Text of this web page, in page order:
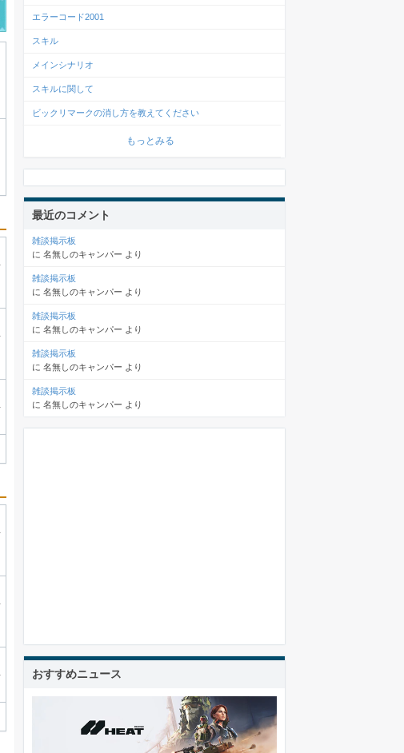
エラーコード2001
スキル
メインシナリオ
スキルに関して
ビックリマークの消し方を教えてください
もっとみる
最近のコメント
雑談掲示板
に 名無しのキャンパー より
雑談掲示板
に 名無しのキャンパー より
雑談掲示板
に 名無しのキャンパー より
雑談掲示板
に 名無しのキャンパー より
雑談掲示板
に 名無しのキャンパー より
おすすめニュース